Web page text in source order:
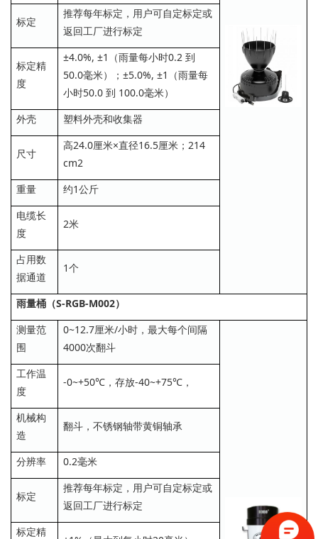
标定
推荐每年标定，用户可自定标定或
返回工厂进行标定
标定精
度
±4.0%, ±1（雨量每小时0.2 到
50.0毫米）；±5.0%, ±1（雨量每
小时50.0 到 100.0毫米）
外壳
塑料外壳和收集器
尺寸
高24.0厘米×直径16.5厘米；214
cm2
重量
约1公斤
电缆长
度
2米
占用数
据通道
1个
雨量桶（S-RGB-M002）
测量范
围
0~12.7厘米/小时，最大每个间隔
4000次翻斗
工作温
度
-0~+50℃，存放-40~+75℃，
机械构
造
翻斗，不锈钢轴带黄铜轴承
分辨率 0.2毫米
标定
推荐每年标定，用户可自定标定或
返回工厂进行标定
标定精